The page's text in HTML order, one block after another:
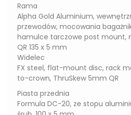
Rama
Alpha Gold Aluminium,
przewodów, mocowania
hamulce tarczowe post mount,
QR 135 x 5 mm
Widelec
FX steel, flat-mount disc, rack
to-crown, ThruSkew 5mm QR
Piasta przednia
Formula DC-20, ze stopu